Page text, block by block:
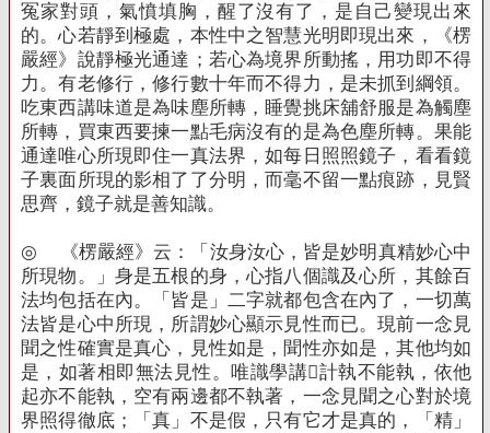
冤家對頭，氣憤填胸，醒了沒有了，是自己變現出來
的。心若靜到極處，本性中之智慧光明即現出來，《楞
嚴經》說靜極光通達；若心為境界所動搖，用功即不得
力。有老修行，修行數十年而不得力，是未抓到綱領。
吃東西講味道是為味塵所轉，睡覺挑床舖舒服是為觸塵
所轉，買東西要揀一點毛病沒有的是為色塵所轉。果能
通達唯心所現即住一真法界，如每日照照鏡子，看看鏡
子裏面所現的影相了了分明，而毫不留一點痕跡，見賢
思齊，鏡子就是善知識。
◎
《楞嚴經》云：「汝身汝心，皆是妙明真精妙心中
所現物。」身是五根的身，心指八個識及心所，其餘百
法均包括在內。「皆是」二字就都包含在內了，一切萬
法皆是心中所現，所謂妙心顯示見性而已。現前一念見
聞之性確實是真心，見性如是，聞性亦如是，其他均如
是，如著相即無法見性。唯識學講計執不能執，依他
起亦不能執，空有兩邊都不執著，一念見聞之心對於境
界照得徹底；「真」不是假，只有它才是真的，「精」